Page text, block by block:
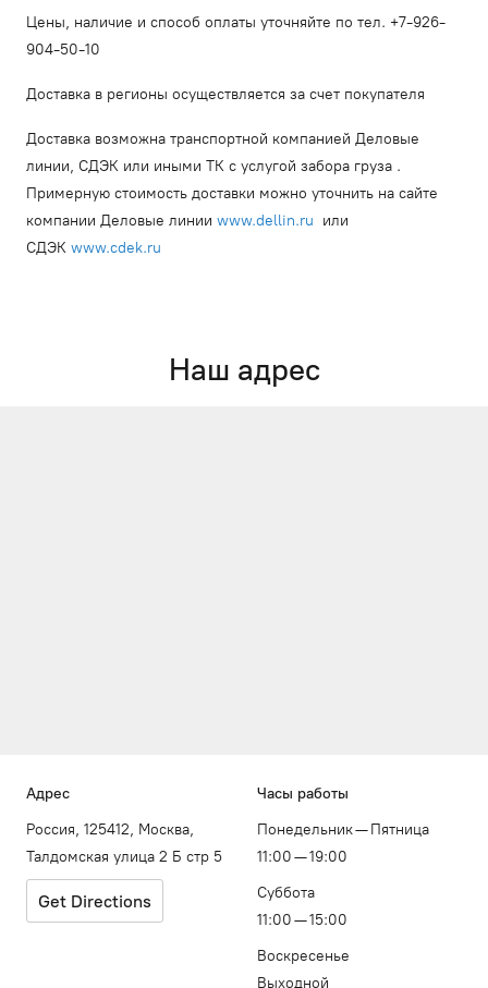
Цены, наличие и способ оплаты уточняйте по тел. +7-926-
904-50-10
Доставка в регионы осуществляется за счет покупателя
Доставка возможна транспортной компанией Деловые
линии, СДЭК или иными ТК с услугой забора груза .
Примерную стоимость доставки можно уточнить на сайте
компании Деловые линии www.dellin.ru или
СДЭК www.cdek.ru
Наш адрес
Адрес
Россия, 125412, Москва,
Талдомская улица 2 Б стр 5
Get Directions
Часы работы
Понедельник — Пятница
11:00 — 19:00
Суббота
11:00 — 15:00
Воскресенье
Выходной